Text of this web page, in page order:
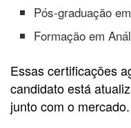
Pós-graduação
Formação em
Essas certificações
candidato está
junto com o mercado.